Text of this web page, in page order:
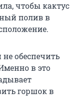
чтобы кактус
полив в
не обеспечить
в это
горшок в